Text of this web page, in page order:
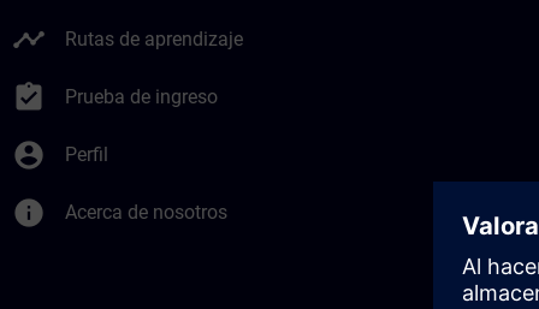
timeline Rutas de aprendizaje
assignment_turned_in Prueba de ingreso
account_circle Perfil
info Acerca de nosotros